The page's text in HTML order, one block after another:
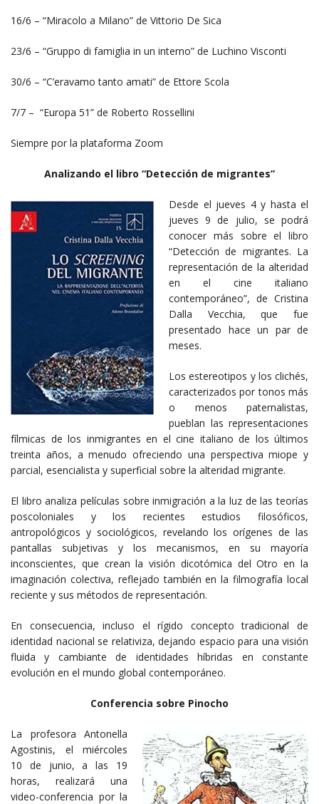
16/6 – “Miracolo a Milano” de Vittorio De Sica
23/6 – “Gruppo di famiglia in un interno” de Luchino Visconti
30/6 – “C’eravamo tanto amati” de Ettore Scola
7/7 – “Europa 51” de Roberto Rossellini
Siempre por la plataforma Zoom
Analizando el libro “Detección de migrantes”
Desde el jueves 4 y hasta el
jueves 9 de julio, se podrá
conocer más sobre el libro
“Detección de migrantes. La
representación de la alteridad
en el cine italiano
contemporáneo”, de Cristina
Dalla Vecchia, que fue
presentado hace un par de
meses.
Los estereotipos y los clichés,
caracterizados por tonos más
o menos paternalistas,
pueblan las representaciones
fílmicas de los inmigrantes en el cine italiano de los últimos
treinta años, a menudo ofreciendo una perspectiva miope y
parcial, esencialista y superficial sobre la alteridad migrante.
El libro analiza películas sobre inmigración a la luz de las teorías
poscoloniales y los recientes estudios filosóficos,
antropológicos y sociológicos, revelando los orígenes de las
pantallas subjetivas y los mecanismos, en su mayoría
inconscientes, que crean la visión dicotómica del Otro en la
imaginación colectiva, reflejado también en la filmografía local
reciente y sus métodos de representación.
En consecuencia, incluso el rígido concepto tradicional de
identidad nacional se relativiza, dejando espacio para una visión
fluida y cambiante de identidades híbridas en constante
evolución en el mundo global contemporáneo.
Conferencia sobre Pinocho
La profesora Antonella
Agostinis, el miércoles
10 de junio, a las 19
horas, realizará una
video-conferencia por la